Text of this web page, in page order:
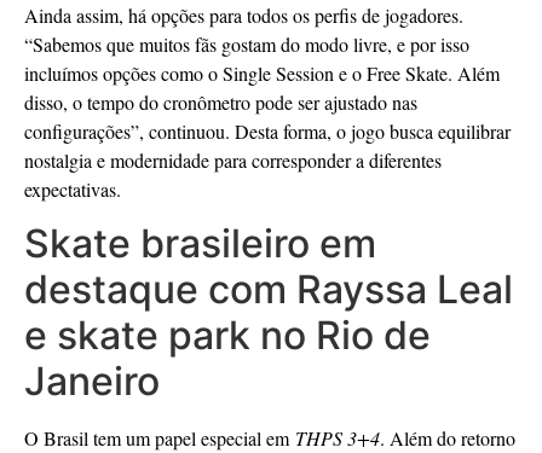
Ainda assim, há opções para todos os perfis de jogadores.
“Sabemos que muitos fãs gostam do modo livre, e por isso
incluímos opções como o Single Session e o Free Skate. Além
disso, o tempo do cronômetro pode ser ajustado nas
configurações”, continuou. Desta forma, o jogo busca equilibrar
nostalgia e modernidade para corresponder a diferentes
expectativas.
Skate brasileiro em
destaque com Rayssa Leal
e skate park no Rio de
Janeiro
O Brasil tem um papel especial em THPS 3+4. Além do retorno